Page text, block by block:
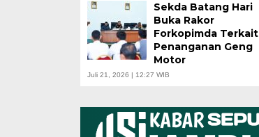
Sekda Batang Hari
Buka Rakor
Forkopimda Terkait
Penanganan Geng
Motor
Juli 21, 2026 | 12:27 WIB